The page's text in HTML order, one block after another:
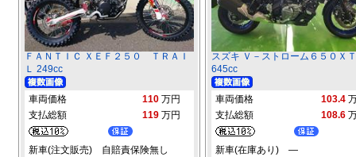
ＦＡＮＴＩＣ ＸＥＦ２５０ ＴＲＡＩ
Ｌ 249cc
車両価格 110 万円
支払総額
119 万円
新車(注文販売) 自賠責保険無し
スズキ Ｖ－ストローム６５０ＸＴ
645cc
車両価格 103.4
支払総額
108.6
新車(在庫あり) ―